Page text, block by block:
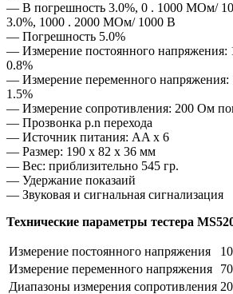
— В погрешность 3.0%, 0 . 1000 MОм/
3.0%, 1000 . 2000 MОм/ 1000 В
— Погрешность 5.0%
— Измерение постоянного напряжения:
0.8%
— Измерение переменного напряжения:
1.5%
— Измерение сопротивления: 200 Ом
— Прозвонка p.n перехода
— Источник питания: AA x 6
— Размер: 190 x 82 x 36 мм
— Вес: приблизительно 545 гр.
— Удержание показаий
— Звуковая и сигнальная сигнализация
Технические параметры тестера
Измерение постоянного напряжения
Измерение переменного напряжения
Диапазоны измерения сопротивления